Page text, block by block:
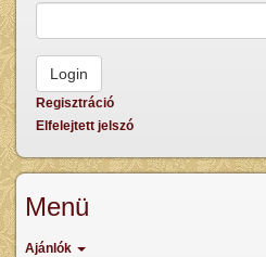
Regisztráció
Elfelejtett jelszó
Menü
Ajánlók